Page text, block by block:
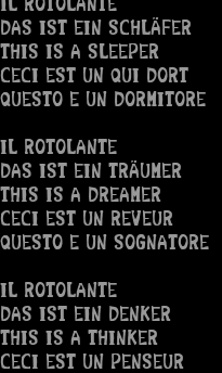
DAS IST EIN SCHLÄFER
THIS IS A SLEEPER
CECI EST UN QUI DORT
QUESTO E UN DORMITORE
IL ROTOLANTE
DAS IST EIN TRÄUMER
THIS IS A DREAMER
CECI EST UN REVEUR
QUESTO E UN SOGNATORE
IL ROTOLANTE
DAS IST EIN DENKER
THIS IS A THINKER
CECI EST UN PENSEUR